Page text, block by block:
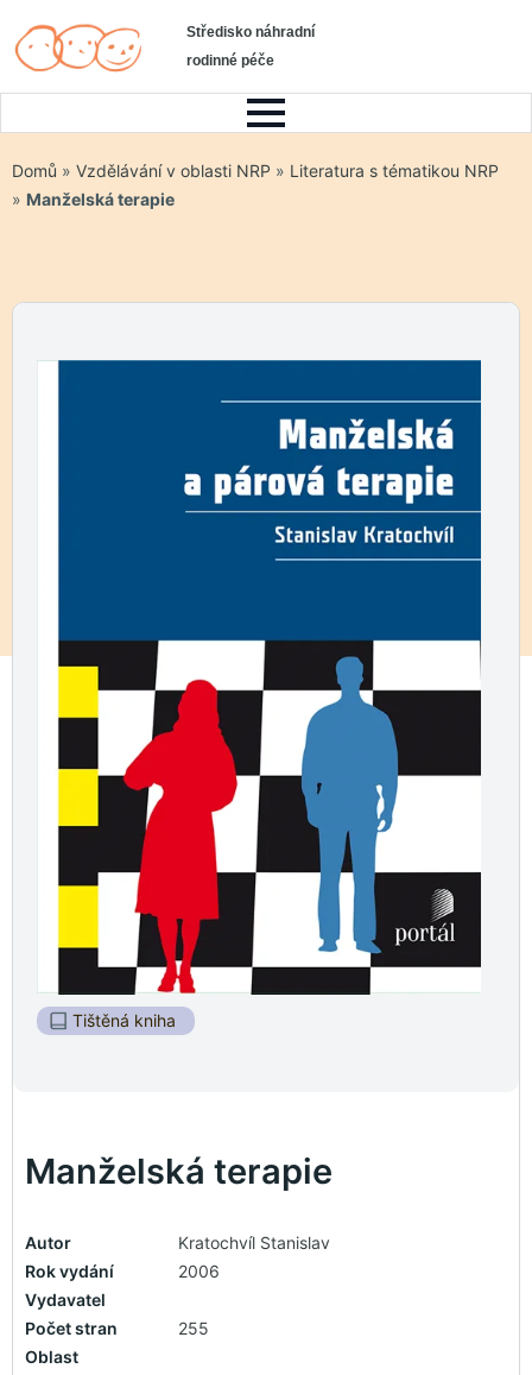
Středisko náhradní
rodinné péče
Domů » Vzdělávání v oblasti NRP » Literatura s tématikou NRP
» Manželská terapie
Manželská terapie
Autor
Kratochvíl Stanislav
Rok vydání
2006
Vydavatel
Počet stran
255
Oblast
Tištěná kniha